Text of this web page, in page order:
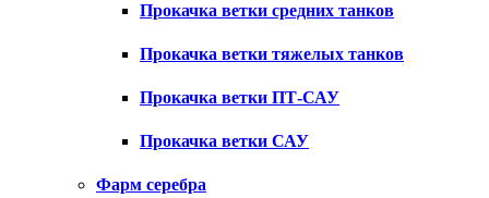
Прокачка ветки средних танков
Прокачка ветки тяжелых танков
Прокачка ветки ПТ-САУ
Прокачка ветки САУ
Фарм серебра